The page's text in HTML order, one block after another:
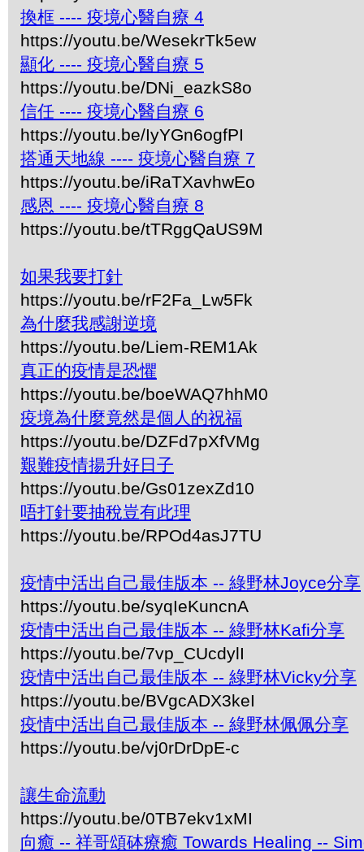
換框 ---- 疫境心醫自療 4
https://youtu.be/WesekrTk5ew
顯化 ---- 疫境心醫自療 5
https://youtu.be/DNi_eazkS8o
信任 ---- 疫境心醫自療 6
https://youtu.be/IyYGn6ogfPI
搭通天地線 ---- 疫境心醫自療 7
https://youtu.be/iRaTXavhwEo
感恩 ---- 疫境心醫自療 8
https://youtu.be/tTRggQaUS9M
如果我要打針
https://youtu.be/rF2Fa_Lw5Fk
為什麼我感謝逆境
https://youtu.be/Liem-REM1Ak
真正的疫情是恐懼
https://youtu.be/boeWAQ7hhM0
疫境為什麼竟然是個人的祝福
https://youtu.be/DZFd7pXfVMg
艱難疫情揚升好日子
https://youtu.be/Gs01zexZd10
唔打針要抽稅豈有此理
https://youtu.be/RPOd4asJ7TU
疫情中活出自己最佳版本 -- 綠野林Joyce分享
https://youtu.be/syqIeKuncnA
疫情中活出自己最佳版本 -- 綠野林Kafi分享
https://youtu.be/7vp_CUcdylI
疫情中活出自己最佳版本 -- 綠野林Vicky分享
https://youtu.be/BVgcADX3keI
疫情中活出自己最佳版本 -- 綠野林佩佩分享
https://youtu.be/vj0rDrDpE-c
讓生命流動
https://youtu.be/0TB7ekv1xMI
向癒 -- 祥哥頌砵療癒 Towards Healing --